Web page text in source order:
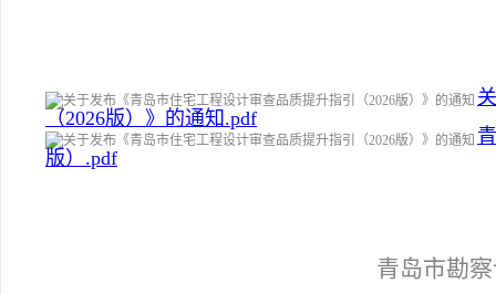
（2026版）》的通知.pdf
版）.pdf
青岛市勘